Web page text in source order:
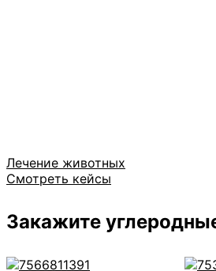
Лечение животных
Смотреть кейсы
Закажите